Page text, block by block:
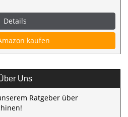
Details
kaufen
Uns
Ratgeber über